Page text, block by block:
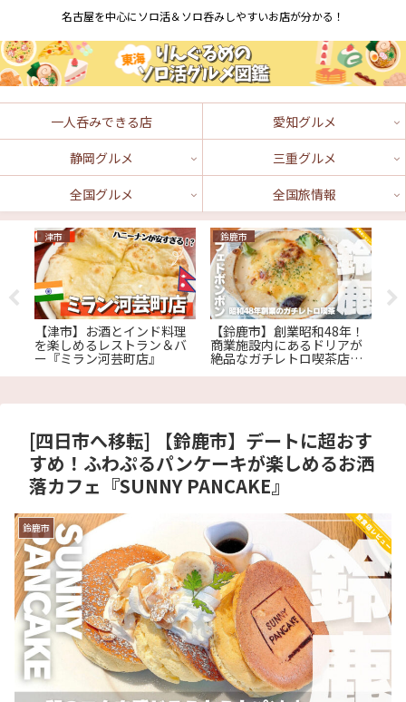
名古屋を中心にソロ活＆ソロ呑みしやすいお店が分かる！
一人呑みできる店
愛知グルメ
静岡グルメ
三重グルメ
全国グルメ
全国旅情報
津市
【津市】お酒とインド料理
を楽しめるレストラン＆バ
ー『ミラン河芸町店』
鈴鹿市
【鈴鹿市】創業昭和48年！
商業施設内にあるドリアが
絶品なガチレトロ喫茶店
[四日市へ移転] 【鈴鹿市】デートに超おす
すめ！ふわぷるパンケーキが楽しめるお洒
落カフェ『SUNNY PANCAKE』
鈴鹿市